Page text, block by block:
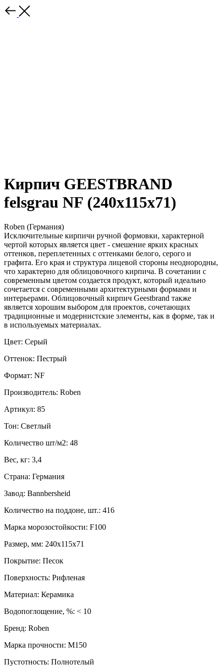
Кирпич GEESTBRAND
felsgrau NF (240x115x71)
Roben (Германия)
Исключительные кирпичи ручной формовки, характерной
чертой которых является цвет - смешение ярких красных
оттенков, переплетенных с оттенками белого, серого и
графита. Его края и структура лицевой стороны неоднородны,
что характерно для облицовочного кирпича. В сочетании с
современным цветом создается продукт, который идеально
сочетается с современными архитектурными формами и
интерьерами. Облицовочный кирпич Geestbrand также
является хорошим выбором для проектов, сочетающих
традиционные и модернистские элементы, как в форме, так и
в используемых материалах.
Цвет: Серый
Оттенок: Пестрый
Формат: NF
Производитель: Roben
Артикул: 85
Тон: Светлый
Количество шт/м2: 48
Вес, кг: 3,4
Страна: Германия
Завод: Bannbersheid
Количество на поддоне, шт.: 416
Марка морозостойкости: F100
Размер, мм: 240x115x71
Покрытие: Песок
Поверхность: Рифленая
Материал: Керамика
Водопоглощение, %: < 10
Бренд: Roben
Марка прочности: M150
Пустотность: Полнотелый